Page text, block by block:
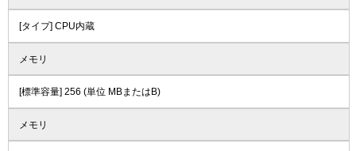
[タイプ] CPU内蔵
メモリ
[標準容量] 256 (単位 MBまたはB)
メモリ